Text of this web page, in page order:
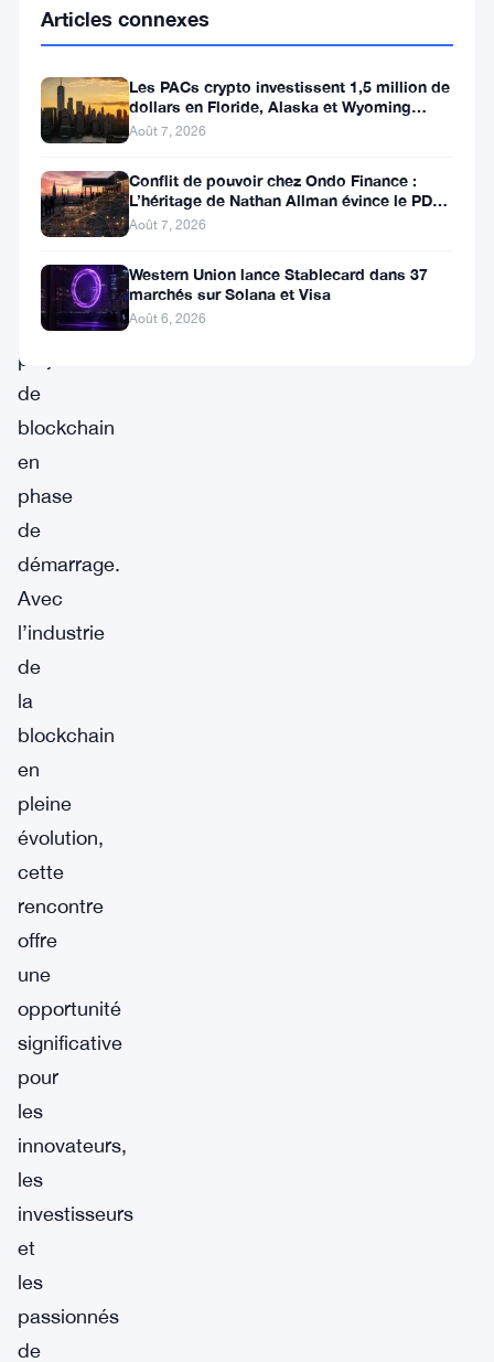
d’incubation
BNB
(BIA),
une
collaborative
visant
soutenir
les
projets
de
blockchain
en
phase
de
démarrage.
Avec
l’industrie
de
la
blockchain
en
pleine
évolution,
cette
rencontre
offre
une
opportunité
significative
pour
les
innovateurs,
les
investisseurs
et
les
passionnés
de
Articles connexes
Les PACs crypto investissent 1,5 million de
dollars en Floride, Alaska et Wyoming
après un revers au Michigan
Août 7, 2026
Conflit de pouvoir chez Ondo Finance :
L’héritage de Nathan Allman évince le PDG
Ian De Bode le 24 juillet
Août 7, 2026
Western Union lance Stablecard dans 37
marchés sur Solana et Visa
Août 6, 2026